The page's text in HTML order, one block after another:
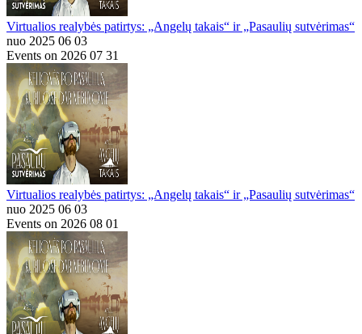
Virtualios realybės patirtys: „Angelų takais“ ir „Pasaulių sutvėrimas“
nuo 2025 06 03
Events on 2026 07 31
Virtualios realybės patirtys: „Angelų takais“ ir „Pasaulių sutvėrimas“
nuo 2025 06 03
Events on 2026 08 01